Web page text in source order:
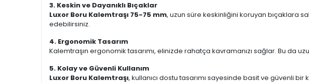
3. Keskin ve Dayanıklı Bıçaklar
Luxor Boru Kalemtraşı 75-75 mm, uzun süre keskinliğini koruyan bıçaklara
edebilirsiniz.
4. Ergonomik Tasarım
Kalemtraşın ergonomik tasarımı, elinizde rahatça kavramanızı sağlar. Bu da
5. Kolay ve Güvenli Kullanım
Luxor Boru Kalemtraşı, kullanıcı dostu tasarımı sayesinde basit ve güvenli